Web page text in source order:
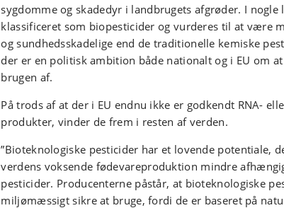
sygdomme og skadedyr i landbrugets afgrøder. I nogle
klassificeret som biopesticider og vurderes til at være
og sundhedsskadelige end de traditionelle kemiske
der er en politisk ambition både nationalt og i EU om
brugen af.
På trods af at der i EU endnu ikke er godkendt RNA-
produkter, vinder de frem i resten af verden.
”Bioteknologiske pesticider har et lovende potentiale,
verdens voksende fødevareproduktion mindre
pesticider. Producenterne påstår, at bioteknologiske
miljømæssigt sikre at bruge, fordi de er baseret på